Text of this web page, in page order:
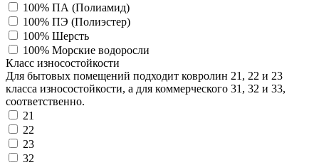
100% ПА (Полиамид)
100% ПЭ (Полиэстер)
100% Шерсть
100% Морские водоросли
Класс износостойкости
Для бытовых помещений подходит ковролин 21, 22 и 23
класса износостойкости, а для коммерческого 31, 32 и 33,
соответственно.
21
22
23
32